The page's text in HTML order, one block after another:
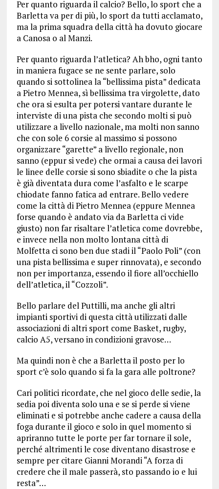
Per quanto riguarda il calcio? Bello, lo sport che a
Barletta va per di più, lo sport da tutti acclamato,
ma la prima squadra della città ha dovuto giocare
a Canosa o al Manzi.
Per quanto riguarda l’atletica? Ah bho, ogni tanto
in maniera fugace se ne sente parlare, solo
quando si sottolinea la “bellissima pista” dedicata
a Pietro Mennea, sì bellissima tra virgolette, dato
che ora si esulta per potersi vantare durante le
interviste di una pista che secondo molti si può
utilizzare a livello nazionale, ma molti non sanno
che con sole 6 corsie al massimo si possono
organizzare “garette” a livello regionale, non
sanno (eppur si vede) che ormai a causa dei lavori
le linee delle corsie si sono sbiadite o che la pista
è già diventata dura come l’asfalto e le scarpe
chiodate fanno fatica ad entrare. Bello vedere
come la città di Pietro Mennea (eppure Mennea
forse quando è andato via da Barletta ci vide
giusto) non far risaltare l’atletica come dovrebbe,
e invece nella non molto lontana città di
Molfetta ci sono ben due stadi il “Paolo Poli” (con
una pista bellissima e super rinnovata), e secondo
non per importanza, essendo il fiore all’occhiello
dell’atletica, il “Cozzoli”.
Bello parlare del Puttilli, ma anche gli altri
impianti sportivi di questa città utilizzati dalle
associazioni di altri sport come Basket, rugby,
calcio A5, versano in condizioni gravose…
Ma quindi non è che a Barletta il posto per lo
sport c’è solo quando si fa la gara alle poltrone?
Cari politici ricordate, che nel gioco delle sedie, la
sedia poi diventa solo una e se si perde si viene
eliminati e si potrebbe anche cadere a causa della
foga durante il gioco e solo in quel momento si
apriranno tutte le porte per far tornare il sole,
perché altrimenti le cose diventano disastrose e
sempre per citare Gianni Morandi “A forza di
credere che il male passerà, sto passando io e lui
resta”…